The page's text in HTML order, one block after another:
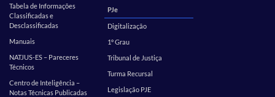
Tabela de Informações
Classificadas e
Desclassificadas
Manuais
NATJUS-ES – Pareceres
Técnicos
Centro de Inteligência –
Notas Técnicas Publicadas
PJe
Digitalização
1º Grau
Tribunal de Justiça
Turma Recursal
Legislação PJE